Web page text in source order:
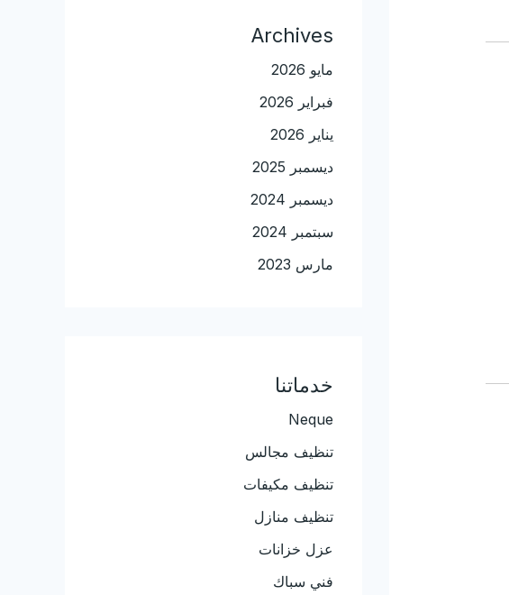
Archives
مايو 2026
فبراير 2026
يناير 2026
ديسمبر 2025
ديسمبر 2024
سبتمبر 2024
مارس 2023
خدماتنا
Neque
تنظيف مجالس
تنظيف مكيفات
تنظيف منازل
عزل خزانات
فني سباك